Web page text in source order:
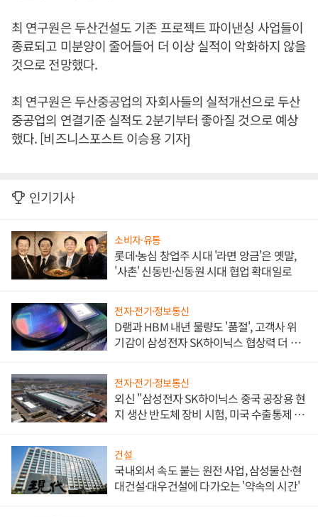
최 연구원은 두산건설도 기존 프로젝트 파이낸싱 사업들이
종료되고 미분양이 줄어들어 더 이상 실적이 악화하지 않을
것으로 전망했다.
최 연구원은 두산중공업의 자회사들의 실적개선으로 두산
중공업의 연결기준 실적도 2분기부터 좋아질 것으로 예상
했다. [비즈니스포스트 이승용 기자]
인기기사
소비자·유통
롯데·농심 창업주 시대 '라면 앙금'은 옛말,
'사촌' 신동빈·신동원 시대 협업 확대일로
전자·전기·정보통신
D램과 HBM 내년 물량도 '품절', 고객사 위
기감이 삼성전자 SK하이닉스 협상력 더 키
전자·전기·정보통신
외신 "삼성전자 SK하이닉스 중국 공장용 현
지 생산 반도체 장비 시험, 미국 수출통제 대
건설
국내외서 속도 붙는 원전 사업, 삼성물산·현
대건설·대우건설에 다가오는 '약속의 시간'